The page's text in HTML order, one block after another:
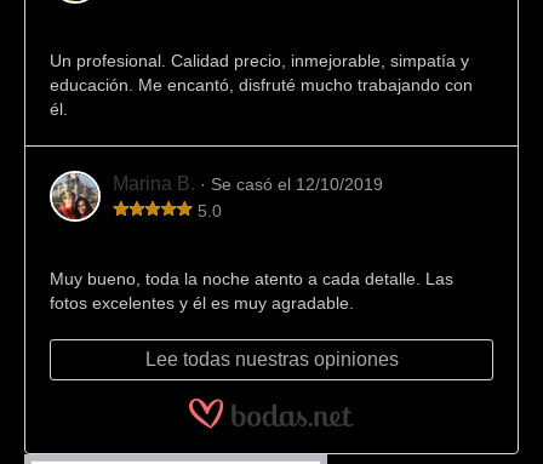
Un profesional. Calidad precio, inmejorable, simpatía y
educación. Me encantó, disfruté mucho trabajando con
él.
Marina B. · Se casó el 12/10/2019
5.0
Muy bueno, toda la noche atento a cada detalle. Las
fotos excelentes y él es muy agradable.
Lee todas nuestras opiniones